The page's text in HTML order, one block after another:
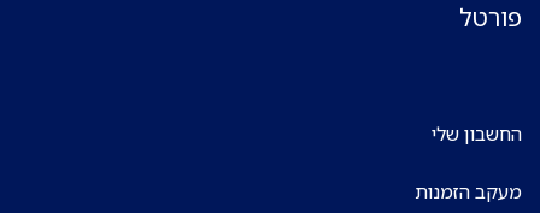
פורטל
החשבון שלי
מעקב הזמנות